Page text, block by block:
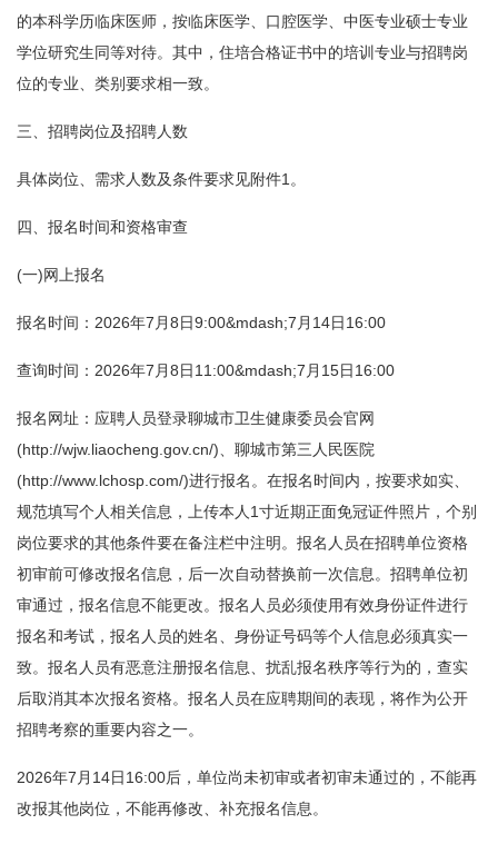
的本科学历临床医师，按临床医学、口腔医学、中医专业硕士专业
学位研究生同等对待。其中，住培合格证书中的培训专业与招聘岗
位的专业、类别要求相一致。
三、招聘岗位及招聘人数
具体岗位、需求人数及条件要求见附件1。
四、报名时间和资格审查
(一)网上报名
报名时间：2026年7月8日9:00&mdash;7月14日16:00
查询时间：2026年7月8日11:00&mdash;7月15日16:00
报名网址：应聘人员登录聊城市卫生健康委员会官网
(http://wjw.liaocheng.gov.cn/)、聊城市第三人民医院
(http://www.lchosp.com/)进行报名。在报名时间内，按要求如实、
规范填写个人相关信息，上传本人1寸近期正面免冠证件照片，个别
岗位要求的其他条件要在备注栏中注明。报名人员在招聘单位资格
初审前可修改报名信息，后一次自动替换前一次信息。招聘单位初
审通过，报名信息不能更改。报名人员必须使用有效身份证件进行
报名和考试，报名人员的姓名、身份证号码等个人信息必须真实一
致。报名人员有恶意注册报名信息、扰乱报名秩序等行为的，查实
后取消其本次报名资格。报名人员在应聘期间的表现，将作为公开
招聘考察的重要内容之一。
2026年7月14日16:00后，单位尚未初审或者初审未通过的，不能再
改报其他岗位，不能再修改、补充报名信息。